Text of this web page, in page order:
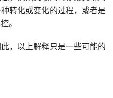
转化或变化的过程，或者是
。
，以上解释只是一些可能的